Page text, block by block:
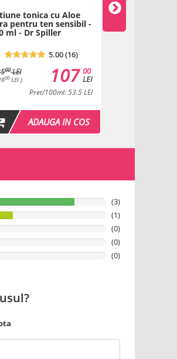
tonica cu Aloe
pentru ten sensibil -
ml - Dr Spiller
5.00 (16)
00LEI
00LEI )
00
LEI
107
Pret/100ml: 53.5 LEI
ADAUGA IN COS
Lotiune tonica
Spiller
(3)
(1)
(0)
(0)
(0)